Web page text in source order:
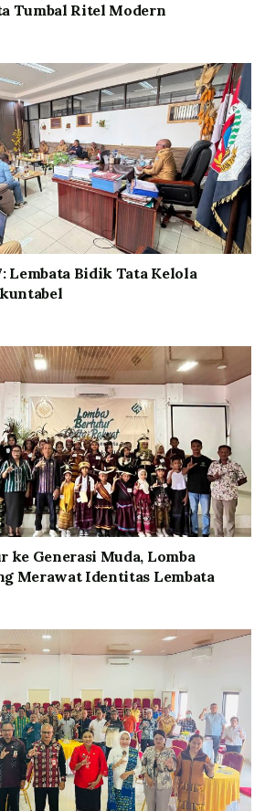
Tumbal Ritel Modern
Lembata Bidik Tata Kelola
ke Generasi Muda, Lomba
Merawat Identitas Lembata